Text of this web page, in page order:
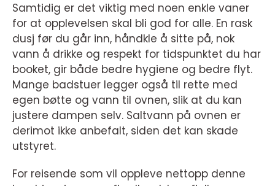
Samtidig er det viktig med noen enkle vaner
for at opplevelsen skal bli god for alle. En rask
dusj før du går inn, håndkle å sitte på, nok
vann å drikke og respekt for tidspunktet du har
booket, gir både bedre hygiene og bedre flyt.
Mange badstuer legger også til rette med
egen bøtte og vann til ovnen, slik at du kan
justere dampen selv. Saltvann på ovnen er
derimot ikke anbefalt, siden det kan skade
utstyret.
For reisende som vil oppleve nettopp denne